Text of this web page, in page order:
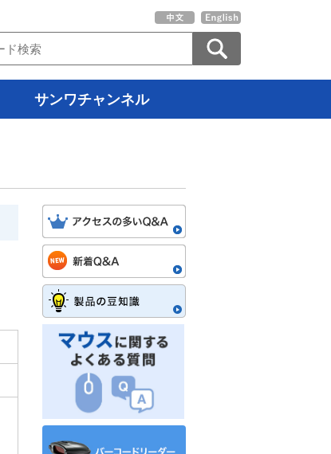
サンワチャンネル